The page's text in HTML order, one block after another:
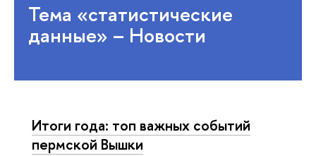
Тема «статистические
данные» – Новости
Итоги года: топ важных событий
пермской Вышки